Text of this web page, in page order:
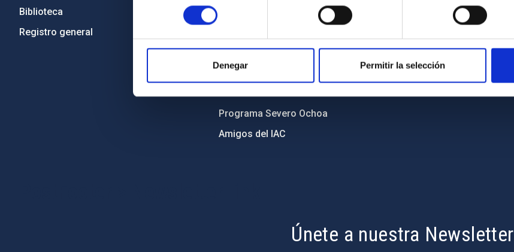
consentimiento
Denegar Permitir la selección
Biblioteca
Registro general
Igualdad y diversidad de género
Medio Ambiente y Sostenibilidad
Proyectos institucionales
Financiación externa
Programa Severo Ochoa
Amigos del IAC
Política de cookies
Únete a nuestra Newsletter